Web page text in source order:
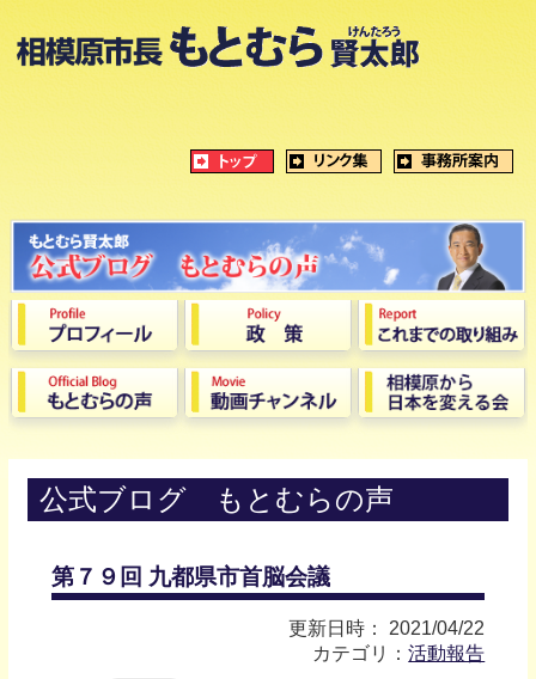
公式ブログ もとむらの声
第７９回 九都県市首脳会議
更新日時： 2021/04/22
カテゴリ：活動報告